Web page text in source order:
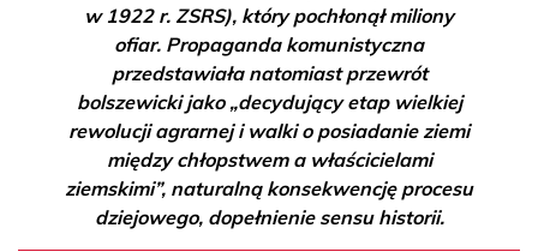
w 1922 r. ZSRS), który pochłonął miliony
ofiar. Propaganda komunistyczna
przedstawiała natomiast przewrót
bolszewicki jako „decydujący etap wielkiej
rewolucji agrarnej i walki o posiadanie ziemi
między chłopstwem a właścicielami
ziemskimi”, naturalną konsekwencję procesu
dziejowego, dopełnienie sensu historii.